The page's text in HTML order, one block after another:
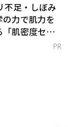
不足・しぼみ
力で肌力を
「肌密度セラ
PR